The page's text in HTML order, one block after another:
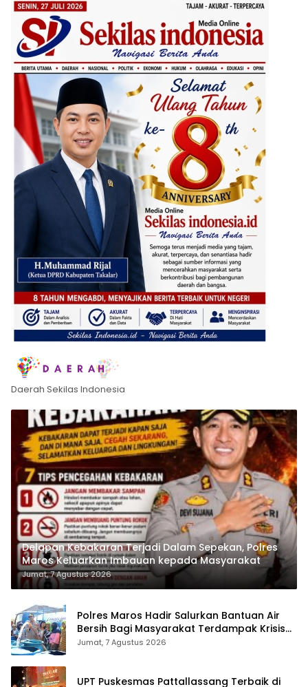
Daerah Sekilas Indonesia
Delapan Kebakaran Terjadi Dalam Sepekan, Polres
Maros Keluarkan Imbauan kepada Masyarakat
Jumat, 7 Agustus 2026
Polres Maros Hadir Salurkan Bantuan Air
Bersih Bagi Masyarakat Terdampak Krisis
Air Bersih Di Maros
Jumat, 7 Agustus 2026
UPT Puskesmas Pattallassang Terbaik di